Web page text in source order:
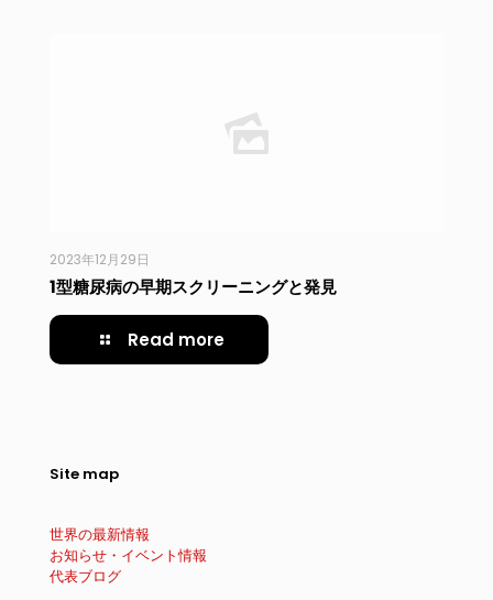
2023年12月29日
1型糖尿病の早期スクリーニングと発見
Read more
Site map
世界の最新情報
お知らせ・イベント情報
代表ブログ